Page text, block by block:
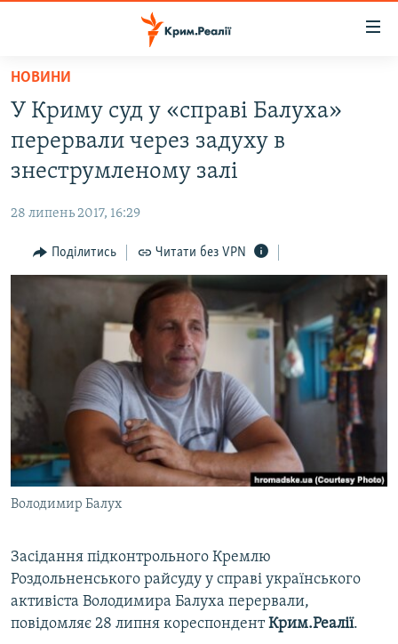
Перейти
основного
матеріалу
Перейти
до
основної
Перейти
до
ВОДА.КРИМ
ВІДЕО ТА ФОТО
БЛОГИ
ПОГЛЯД
ВСЕ ЗА ДЕНЬ
СПЕЦПРОЕКТИ
ДЕПОРТАЦІЯ
ВІДЕОУРОКИ «ELIFBE»
СВІДЧЕННЯ ОКУПАЦІЇ
УКРАЇНСЬКА ПРОБЛЕМА КРИМУ
ІНФОГРАФІКА
ЯК ОБІЙТИ БЛОКУВАННЯ
Qırımtatar
ДОЛУЧАЙСЯ!
Усі сайти RFE/RL
НОВИНИ
У Криму суд у «справі Балуха»
перервали через задуху в
знеструмленому залі
28 липень 2017, 16:29
Поділитись Читати без VPN
Володимир Балух
Засідання підконтрольного Кремлю
Роздольненського райсуду у справі українського
активіста Володимира Балуха перервали,
повідомляє 28 липня кореспондентКрим.Реалії.